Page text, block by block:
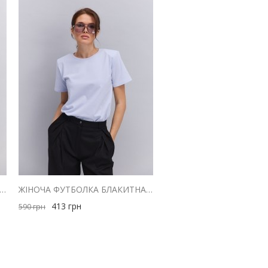
ЖІНОЧА ФУТБОЛКА БЛАКИТНА З ГУМКОЮ З БОКІВ ЖІНОЧА ФУТБОЛКА БЛАКИТНА З ОБ`ЄМНИМИ ПЛЕЧИМА
590грн 413 грн